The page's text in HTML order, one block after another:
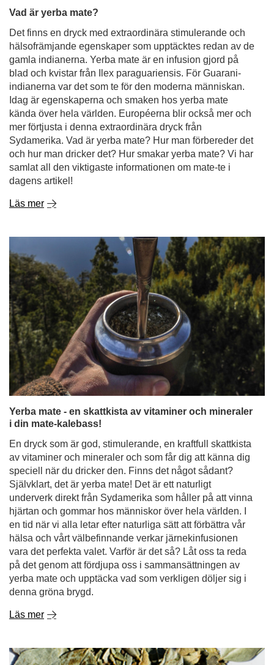
Vad är yerba mate?
Det finns en dryck med extraordinära stimulerande och
hälsofrämjande egenskaper som upptäcktes redan av de
gamla indianerna. Yerba mate är en infusion gjord på
blad och kvistar från Ilex paraguariensis. För Guarani-
indianerna var det som te för den moderna människan.
Idag är egenskaperna och smaken hos yerba mate
kända över hela världen. Européerna blir också mer och
mer förtjusta i denna extraordinära dryck från
Sydamerika. Vad är yerba mate? Hur man förbereder det
och hur man dricker det? Hur smakar yerba mate? Vi har
samlat all den viktigaste informationen om mate-te i
dagens artikel!
Läs mer
Yerba mate - en skattkista av vitaminer och mineraler
i din mate-kalebass!
En dryck som är god, stimulerande, en kraftfull skattkista
av vitaminer och mineraler och som får dig att känna dig
speciell när du dricker den. Finns det något sådant?
Självklart, det är yerba mate! Det är ett naturligt
underverk direkt från Sydamerika som håller på att vinna
hjärtan och gommar hos människor över hela världen. I
en tid när vi alla letar efter naturliga sätt att förbättra vår
hälsa och vårt välbefinnande verkar järnekinfusionen
vara det perfekta valet. Varför är det så? Låt oss ta reda
på det genom att fördjupa oss i sammansättningen av
yerba mate och upptäcka vad som verkligen döljer sig i
denna gröna brygd.
Läs mer